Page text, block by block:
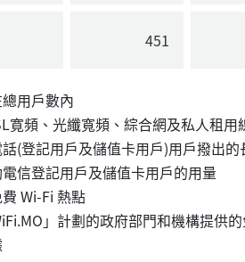
451
用戶數內
寛頻、光纖寬頻、綜合網及私人租用
(登記用戶及儲值卡用戶)用戶撥出
信登記用戶及儲值卡用戶的用量
Wi-Fi 熱點
」計劃的政府部門和機構提供的